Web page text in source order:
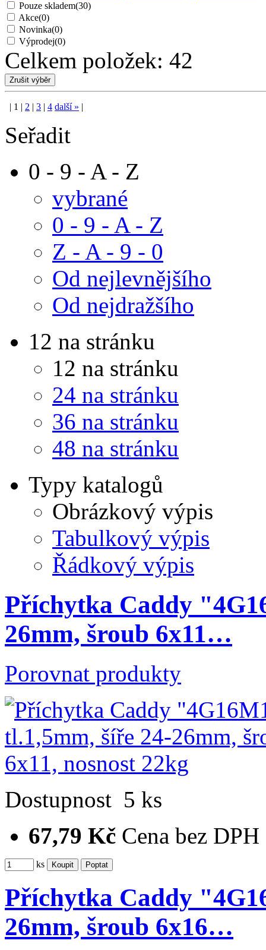
Pouze skladem(30)
Akce(0)
Novinka(0)
Výprodej(0)
Celkem položek: 42
1 2 3 4 další »
Seřadit
0 - 9 - A - Z
vybrané
0 - 9 - A - Z
Z - A - 9 - 0
Od nejlevnějšího
Od nejdražšího
12 na stránku
12 na stránku
24 na stránku
36 na stránku
48 na stránku
Typy katalogů
Obrázkový výpis
Tabulkový výpis
Řádkový výpis
Příchytka Caddy
26mm, šroub 6x11…
Porovnat produkty
Dostupnost 5 ks
67,79 Kč Cena bez DPH
ks
Příchytka Caddy
26mm, šroub 6x16…